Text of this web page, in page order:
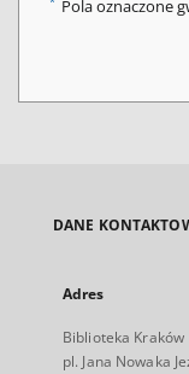
Pola oznaczone
DANE
Adres
Biblioteka Kraków
pl. Jana Nowaka